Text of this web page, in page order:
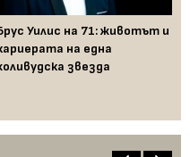
Уилис на 71: животът и
на една
звезда